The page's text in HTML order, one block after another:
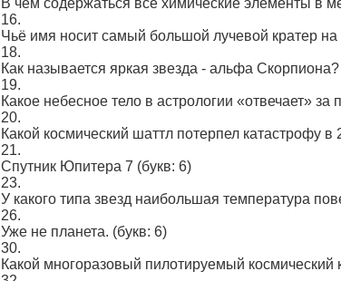
В чём содержаться все химические элементы в
16.
Чьё имя носит самый большой лучевой кратер
18.
Как называется яркая звезда - альфа Скорпиона?
19.
Какое небесное тело в астрологии «отвечает» за
20.
Какой космический шаттл потерпел катастрофу в
21.
Спутник Юпитера 7 (букв: 6)
23.
У какого типа звезд наибольшая температура
26.
Уже не планета. (букв: 6)
30.
Какой многоразовый пилотируемый